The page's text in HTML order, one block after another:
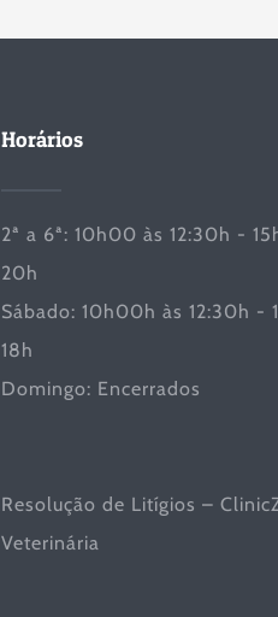
Horários
2ª a 6ª: 10h00 às 12:30h -
20h
Sábado: 10h00h às 12:30h -
18h
Domingo: Encerrados
Resolução de Litígios –
Veterinária